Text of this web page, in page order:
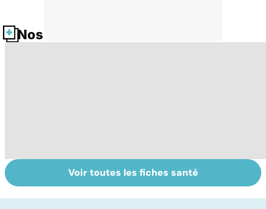
Nos fiches santé
HPV : tout savoir
sur les
Tout savoir sur le
cerveau
Voir toutes les fiches santé